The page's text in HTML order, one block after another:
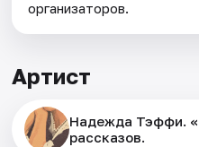
организаторов.
Артист
Надежда Тэффи.
рассказов.